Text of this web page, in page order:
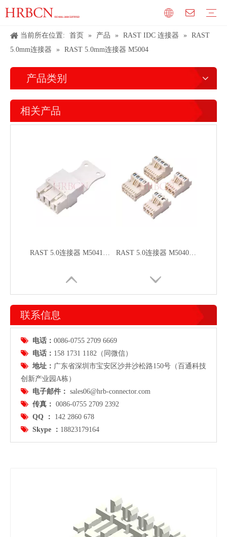
当前所在位置: 首页 » 产品 » RAST IDC 连接器 »
RAST
5.0mm连接器
» RAST 5.0mm连接器 M5004
产品类别
相关产品
RAST 5.0连接器 M5041 90°出线 带固定耳 RAST 5.0连接器 M5040 90°出线
RAST 5.0连接器 M5039 90°出线 带固定耳
联系信息
 电话： 0086-0755 2709 6669
 电话： 158 1731 1182（同微信）
 地址： 广东省深圳市宝安区沙井沙松路150号（百通科技
创新产业园A栋）
 电子邮件： sales06@hrb-connector.com
 传真： 0086-0755 2709 2392
 QQ ： 142 2860 678
 Skype ： 18823179164